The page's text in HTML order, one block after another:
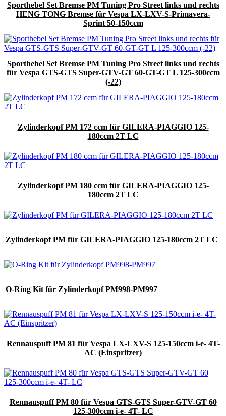
Sporthebel Set Bremse PM Tuning Pro Street links und rechts
HENG TONG Bremse für Vespa LX-LXV-S-Primavera-
Sprint 50-150ccm
Sporthebel Set Bremse PM Tuning Pro Street links und rechts
für Vespa GTS-GTS Super-GTV-GT 60-GT-GT L 125-300ccm
(-22)
Zylinderkopf PM 172 ccm für GILERA-PIAGGIO 125-
180ccm 2T LC
Zylinderkopf PM 180 ccm für GILERA-PIAGGIO 125-
180ccm 2T LC
Zylinderkopf PM für GILERA-PIAGGIO 125-180ccm 2T LC
O-Ring Kit für Zylinderkopf PM998-PM997
Rennauspuff PM 81 für Vespa LX-LXV-S 125-150ccm i-e- 4T-
AC (Einspritzer)
Rennauspuff PM 80 für Vespa GTS-GTS Super-GTV-GT 60
125-300ccm i-e- 4T- LC